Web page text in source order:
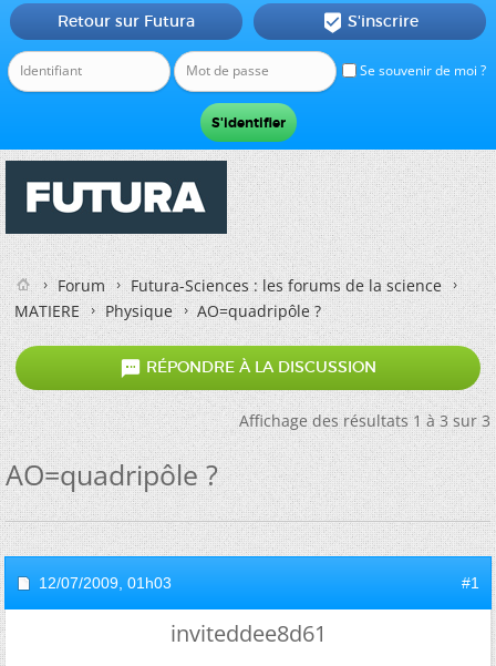
Se souvenir de moi ?
Retour sur Futura  S'inscrire
Forum
Futura-Sciences : les forums de la science
MATIERE
Physique AO=quadripôle ?
 RÉPONDRE À LA DISCUSSION
Affichage des résultats 1 à 3 sur 3
AO=quadripôle ?
12/07/2009, 01h03 #1
inviteddee8d61